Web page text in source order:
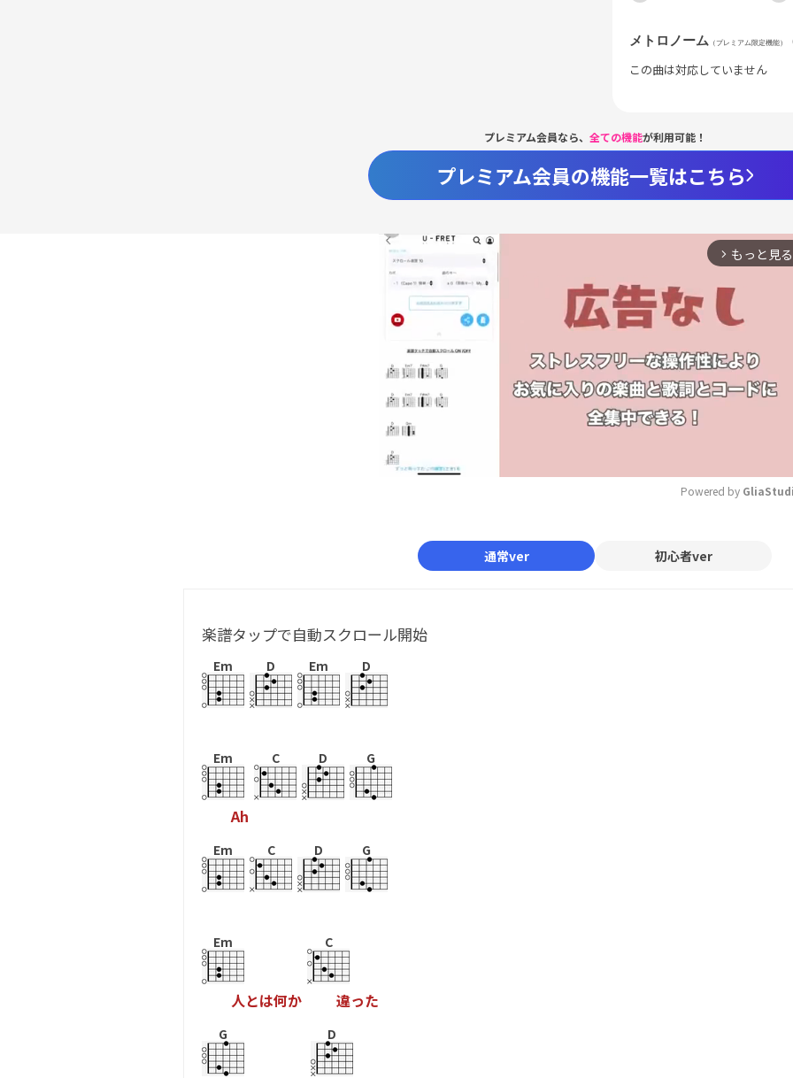
メトロノーム （プレミアム限定機能）
この曲は対応していません
プレミアム会員なら、 全ての機能が利用可能！
プレミアム会員の機能一覧はこちら
arrow_forward_ios もっと見る
Powered by
通常ver 初心者ver
楽譜タップで自動スクロール開始
Em D Em D
Em
Ah
C D G
Em C D G
Em
人とは何か
C
違った
G D